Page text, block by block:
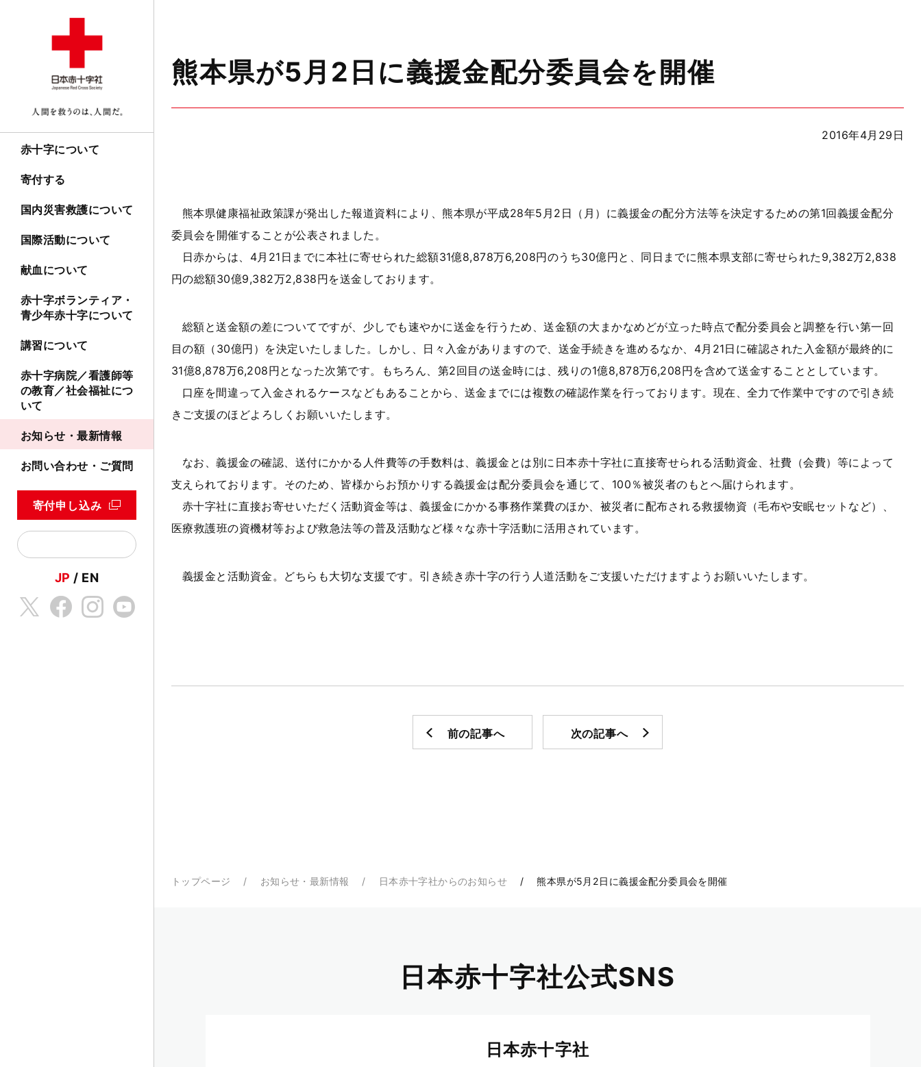
赤十字について
寄付する
国内災害救護について
国際活動について
献血について
赤十字ボランティア・
青少年赤十字について
講習について
赤十字病院／看護師等
の教育／社会福祉につ
いて
お知らせ・最新情報
お問い合わせ・ご質問
寄付申し込み
JP EN
熊本県が5月2日に義援金配分委員会を開催
2016年4月29日
熊本県健康福祉政策課が発出した報道資料により、熊本県が平成28年5月2日（月）に義援金の配分方法等を決定するための第1回義援金配分
委員会を開催することが公表されました。
日赤からは、4月21日までに本社に寄せられた総額31億8,878万6,208円のうち30億円と、同日までに熊本県支部に寄せられた9,382万2,838
円の総額30億9,382万2,838円を送金しております。
総額と送金額の差についてですが、少しでも速やかに送金を行うため、送金額の大まかなめどが立った時点で配分委員会と調整を行い第一回
目の額（30億円）を決定いたしました。しかし、日々入金がありますので、送金手続きを進めるなか、4月21日に確認された入金額が最終的に
31億8,878万6,208円となった次第です。もちろん、第2回目の送金時には、残りの1億8,878万6,208円を含めて送金することとしています。
口座を間違って入金されるケースなどもあることから、送金までには複数の確認作業を行っております。現在、全力で作業中ですので引き続
きご支援のほどよろしくお願いいたします。
なお、義援金の確認、送付にかかる人件費等の手数料は、義援金とは別に日本赤十字社に直接寄せられる活動資金、社費（会費）等によって
支えられております。そのため、皆様からお預かりする義援金は配分委員会を通じて、100％被災者のもとへ届けられます。
赤十字社に直接お寄せいただく活動資金等は、義援金にかかる事務作業費のほか、被災者に配布される救援物資（毛布や安眠セットなど）、
医療救護班の資機材等および救急法等の普及活動など様々な赤十字活動に活用されています。
義援金と活動資金。どちらも大切な支援です。引き続き赤十字の行う人道活動をご支援いただけますようお願いいたします。
前の記事へ 次の記事へ
トップページ お知らせ・最新情報 日本赤十字社からのお知らせ 熊本県が5月2日に義援金配分委員会を開催
日本赤十字社公式SNS
日本赤十字社